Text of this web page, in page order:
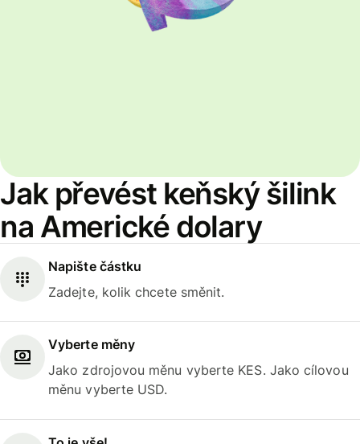
Jak převést keňský šilink
na Americké dolary
Napište částku
Zadejte, kolik chcete směnit.
Vyberte měny
Jako zdrojovou měnu vyberte KES. Jako cílovou
měnu vyberte USD.